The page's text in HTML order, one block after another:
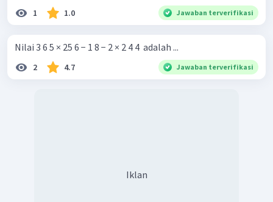
1 1.0 Jawaban terverifikasi
Nilai 3 6 5 × 25 6 − 1 8 − 2 × 2 4 4 ​ adalah ...
2 4.7 Jawaban terverifikasi
Iklan